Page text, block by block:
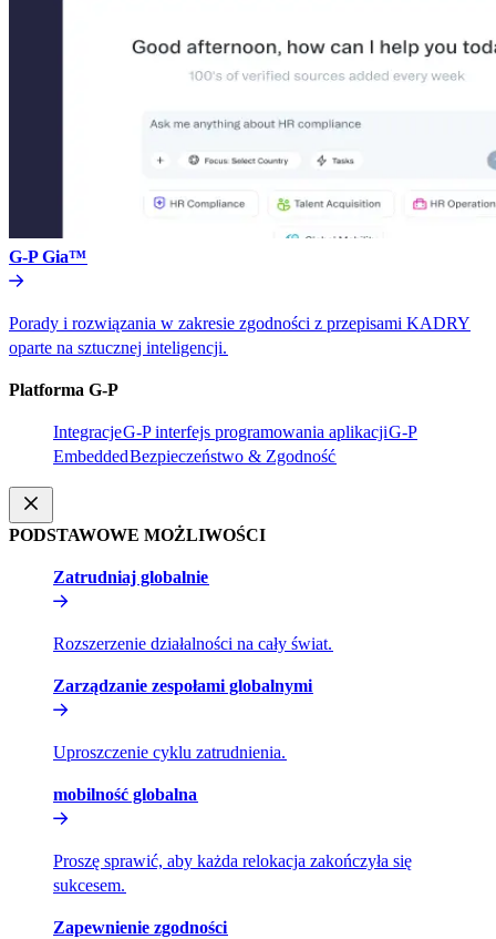
G-P Gia™​​
Porady i rozwiązania w zakresie zgodności z przepisami KADRY
oparte na sztucznej inteligencji.​​
Platforma G-P​​
Integracje​​G-P interfejs programowania aplikacji​​G-P
Embedded​​Bezpieczeństwo & Zgodność​​
PODSTAWOWE MOŻLIWOŚCI​​
Zatrudniaj globalnie​​
Rozszerzenie działalności na cały świat.​​
Zarządzanie zespołami globalnymi​​
Uproszczenie cyklu zatrudnienia.​​
mobilność globalna​​
Proszę sprawić, aby każda relokacja zakończyła się
sukcesem.​​
Zapewnienie zgodności​​